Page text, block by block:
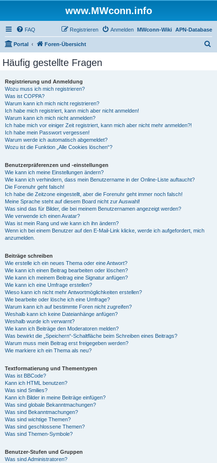
www.MWconn.info
FAQ APN-Database
MWconn-Wiki
Anmelden
Registrieren
Portal Foren-Übersicht
Häufig gestellte Fragen
Registrierung und Anmeldung
Wozu muss ich mich registrieren?
Was ist COPPA?
Warum kann ich mich nicht registrieren?
Ich habe mich registriert, kann mich aber nicht anmelden!
Warum kann ich mich nicht anmelden?
Ich habe mich vor einiger Zeit registriert, kann mich aber nicht mehr anmelden?!
Ich habe mein Passwort vergessen!
Warum werde ich automatisch abgemeldet?
Wozu ist die Funktion „Alle Cookies löschen“?
Benutzerpräferenzen und -einstellungen
Wie kann ich meine Einstellungen ändern?
Wie kann ich verhindern, dass mein Benutzername in der Online-Liste auftaucht?
Die Forenuhr geht falsch!
Ich habe die Zeitzone eingestellt, aber die Forenuhr geht immer noch falsch!
Meine Sprache steht auf diesem Board nicht zur Auswahl!
Was sind das für Bilder, die bei meinem Benutzernamen angezeigt werden?
Wie verwende ich einen Avatar?
Was ist mein Rang und wie kann ich ihn ändern?
Wenn ich bei einem Benutzer auf den E-Mail-Link klicke, werde ich aufgefordert, mich
anzumelden.
Beiträge schreiben
Wie erstelle ich ein neues Thema oder eine Antwort?
Wie kann ich einen Beitrag bearbeiten oder löschen?
Wie kann ich meinem Beitrag eine Signatur anfügen?
Wie kann ich eine Umfrage erstellen?
Wieso kann ich nicht mehr Antwortmöglichkeiten erstellen?
Wie bearbeite oder lösche ich eine Umfrage?
Warum kann ich auf bestimmte Foren nicht zugreifen?
Weshalb kann ich keine Dateianhänge anfügen?
Weshalb wurde ich verwarnt?
Wie kann ich Beiträge den Moderatoren melden?
Was bewirkt die „Speichern“-Schaltfläche beim Schreiben eines Beitrags?
Warum muss mein Beitrag erst freigegeben werden?
Wie markiere ich ein Thema als neu?
Textformatierung und Thementypen
Was ist BBCode?
Kann ich HTML benutzen?
Was sind Smilies?
Kann ich Bilder in meine Beiträge einfügen?
Was sind globale Bekanntmachungen?
Was sind Bekanntmachungen?
Was sind wichtige Themen?
Was sind geschlossene Themen?
Was sind Themen-Symbole?
Benutzer-Stufen und Gruppen
Was sind Administratoren?